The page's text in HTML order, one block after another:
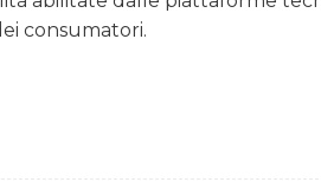
consumatori.